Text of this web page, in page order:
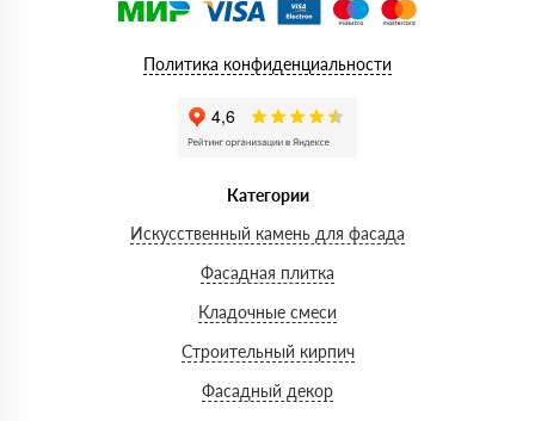
Политика конфиденциальности
Категории
Искусственный камень для фасада
Фасадная плитка
Кладочные смеси
Строительный кирпич
Фасадный декор